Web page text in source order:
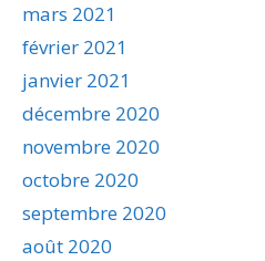
mars 2021
février 2021
janvier 2021
décembre 2020
novembre 2020
octobre 2020
septembre 2020
août 2020